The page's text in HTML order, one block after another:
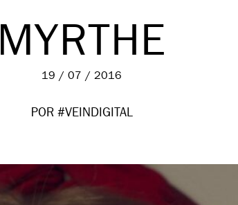
MYRTHE
19 / 07 / 2016
POR #VEINDIGITAL